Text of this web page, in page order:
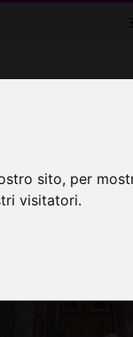
sito, per
visitatori.